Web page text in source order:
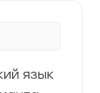
язык